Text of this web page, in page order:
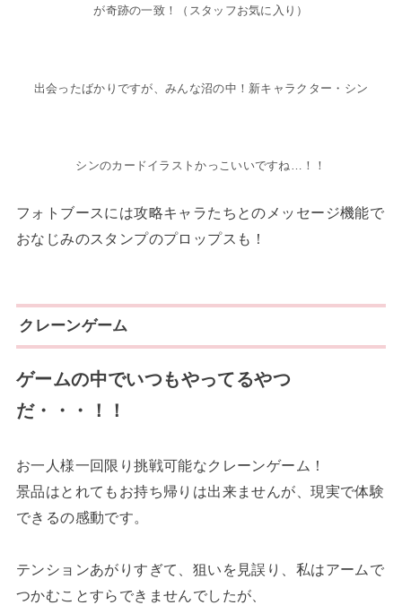
が奇跡の一致！（スタッフお気に入り）
出会ったばかりですが、みんな沼の中！新キャラクター・シン
シンのカードイラストかっこいいですね…！！
フォトブースには攻略キャラたちとのメッセージ機能で
おなじみのスタンプのプロップスも！
クレーンゲーム
ゲームの中でいつもやってるやつ
だ・・・！！
お一人様一回限り挑戦可能なクレーンゲーム！
景品はとれてもお持ち帰りは出来ませんが、現実で体験
できるの感動です。
テンションあがりすぎて、狙いを見誤り、私はアームで
つかむことすらできませんでしたが、